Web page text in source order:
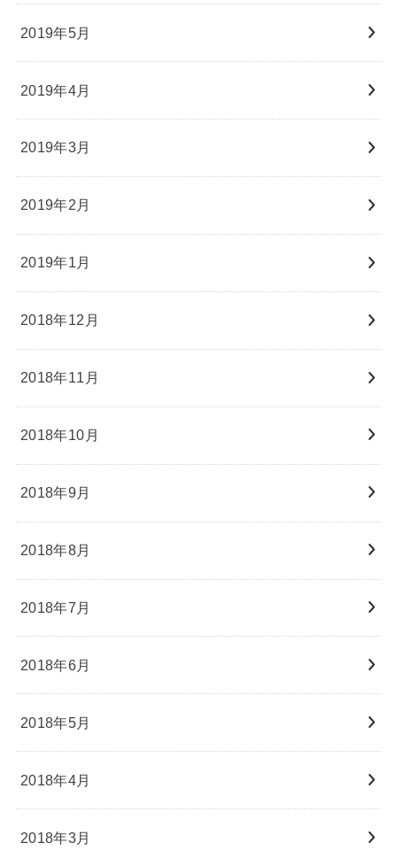
2019年5月
2019年4月
2019年3月
2019年2月
2019年1月
2018年12月
2018年11月
2018年10月
2018年9月
2018年8月
2018年7月
2018年6月
2018年5月
2018年4月
2018年3月